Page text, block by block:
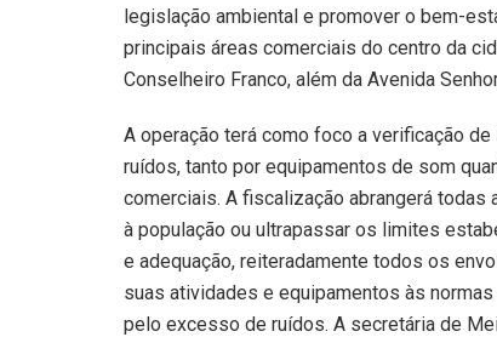
legislação ambiental e promover o bem-
principais áreas comerciais do centro da
Conselheiro Franco, além da Avenida
A operação terá como foco a verificação
ruídos, tanto por equipamentos de som
comerciais. A fiscalização abrangerá
à população ou ultrapassar os limites
e adequação, reiteradamente todos os
suas atividades e equipamentos às
pelo excesso de ruídos. A secretária de